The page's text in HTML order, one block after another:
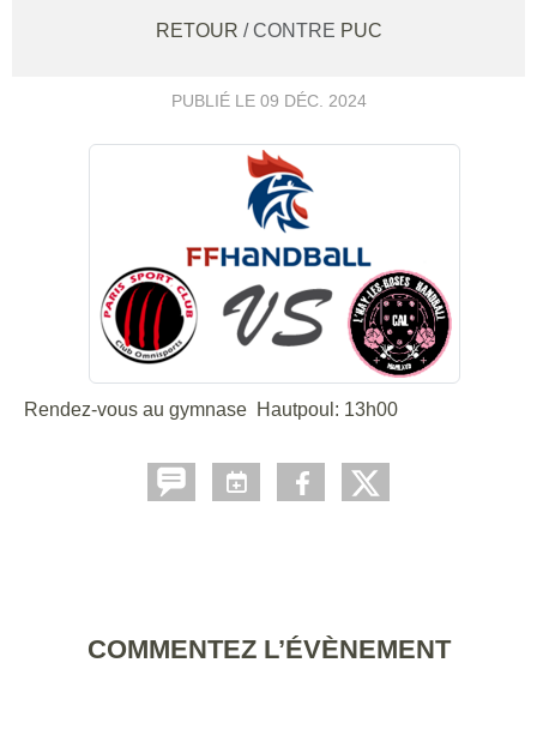
RETOUR / CONTRE PUC
PUBLIÉ LE 09 DÉC. 2024
Rendez-vous au gymnase Hautpoul: 13h00
COMMENTEZ L’ÉVÈNEMENT